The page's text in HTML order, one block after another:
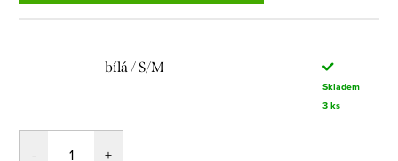
bílá / S/M
Skladem
3 ks